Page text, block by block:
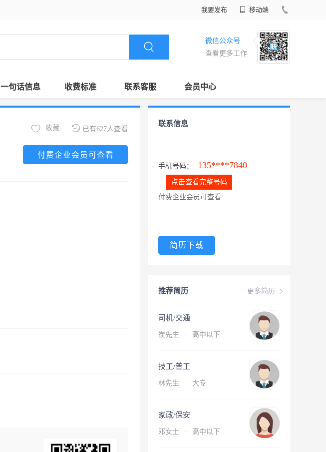
我要发布 移动端
微信公众号
查看更多工作
一句话信息 收费标准 联系客服 会员中心
已有627人查看
收藏
付费企业会员可查看
联系信息
手机号码： 135****7840
点击查看完整号码
付费企业会员可查看
简历下载
更多简历
推荐简历
司机/交通
崔先生 · 高中以下
技工/普工
林先生 · 大专
家政/保安
邓女士 · 高中以下